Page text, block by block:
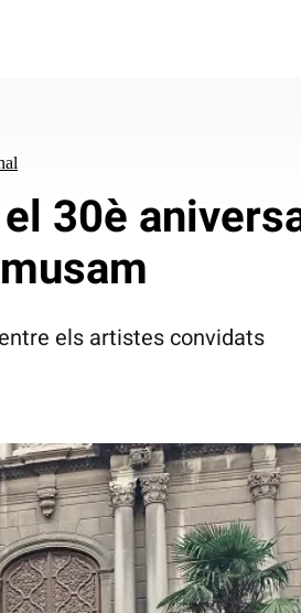
30è
els artistes convidats